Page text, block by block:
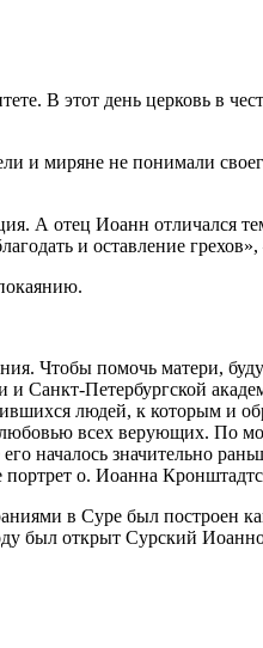
В этот день церковь в
и миряне не понимали
А отец Иоанн отличался
и оставление
Чтобы помочь матери,
и Санкт-Петербургской
людей, к которым и
всех верующих. По
началось значительно
о. Иоанна
в Суре был построен
был открыт Сурский